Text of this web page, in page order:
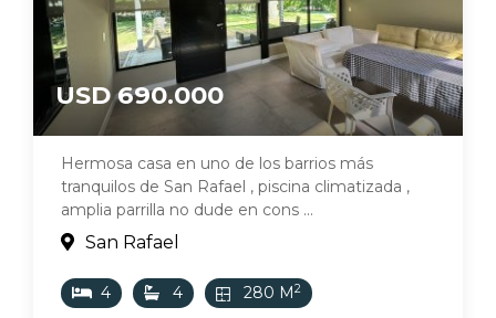
USD 690.000
Hermosa casa en uno de los barrios más
tranquilos de San Rafael , piscina climatizada ,
amplia parrilla no dude en cons ...
San Rafael
4 4 280 M2